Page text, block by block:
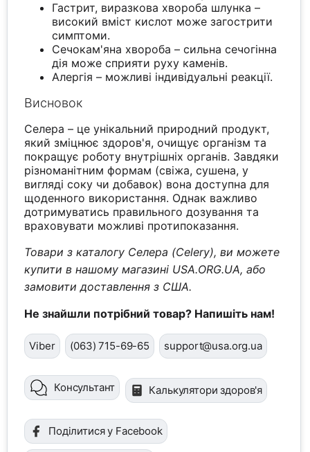
Гастрит, виразкова хвороба шлунка –
високий вміст кислот може загострити
симптоми.
Сечокам'яна хвороба – сильна сечогінна
дія може сприяти руху каменів.
Алергія – можливі індивідуальні реакції.
Висновок
Селера – це унікальний природний продукт,
який зміцнює здоров'я, очищує організм та
покращує роботу внутрішніх органів. Завдяки
різноманітним формам (свіжа, сушена, у
вигляді соку чи добавок) вона доступна для
щоденного використання. Однак важливо
дотримуватись правильного дозування та
враховувати можливі протипоказання.
Товари з каталогу Селера (Celery), ви можете
купити в нашому магазині USA.ORG.UA, або
замовити доставлення з США.
Не знайшли потрібний товар? Напишіть нам!
Viber (063) 715-69-65 support@usa.org.ua
Консультант Калькулятори здоров'я
Поділитися у Facebook